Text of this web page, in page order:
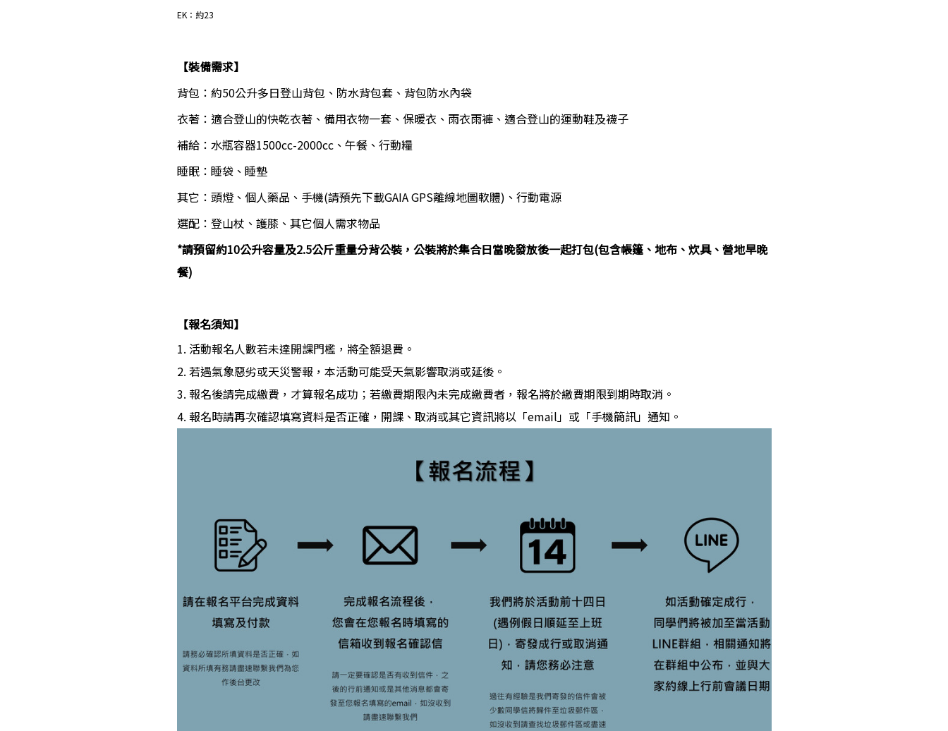
EK：約23
【裝備需求】
背包：約50公升多日登山背包、防水背包套、背包防水內袋
衣著：適合登山的快乾衣著、備用衣物一套、保暖衣、雨衣雨褲、適合登山的運動鞋及襪子
補給：水瓶容器1500cc-2000cc、午餐、行動糧
睡眠：睡袋、睡墊
其它：頭燈、個人藥品、手機(請預先下載GAIA GPS離線地圖軟體)、行動電源
選配：登山杖、護膝、其它個人需求物品
*請預留約10公升容量及2.5公斤重量分背公裝，公裝將於集合日當晚發放後一起打包(包含帳篷、地布、炊具、營地早晚
餐)
【報名須知】
1. 活動報名人數若未達開課門檻，將全額退費。
2. 若遇氣象惡劣或天災警報，本活動可能受天氣影響取消或延後。
3. 報名後請完成繳費，才算報名成功；若繳費期限內未完成繳費者，報名將於繳費期限到期時取消。
4. 報名時請再次確認填寫資料是否正確，開課、取消或其它資訊將以「email」或「手機簡訊」通知。